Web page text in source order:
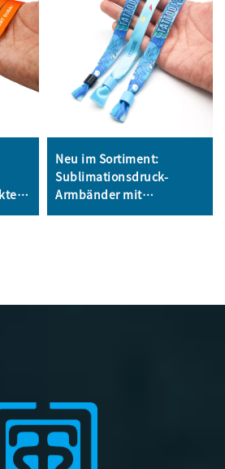
Neu im Sortiment:
Sublimationsdruck-
Armbänder mit
individuellem Logo für